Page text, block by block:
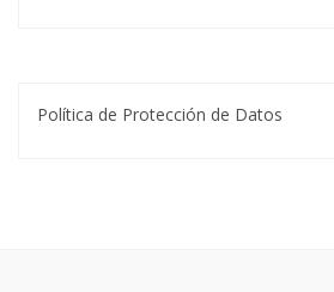
Política de Protección de Datos